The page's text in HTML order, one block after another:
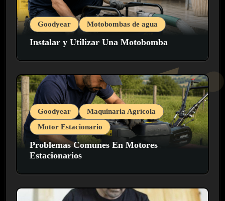
Goodyear Motobombas de agua
Instalar y Utilizar Una Motobomba
Goodyear
Maquinaria Agrícola
Motor Estacionario
Problemas Comunes En Motores
Estacionarios